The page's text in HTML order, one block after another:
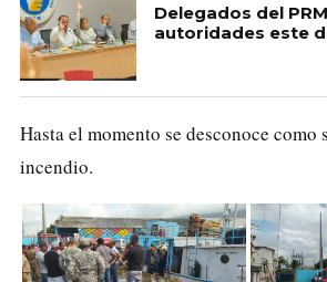
Delegados del
autoridades este
Hasta el momento se desconoce como
incendio.